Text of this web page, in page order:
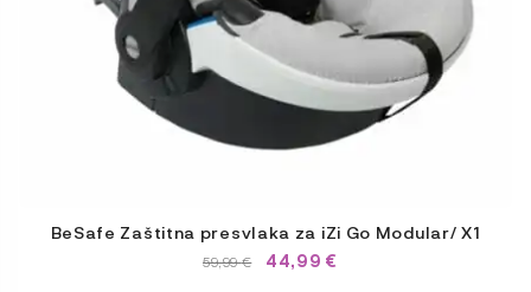
BeSafe Zaštitna presvlaka za iZi Go Modular/ X1
IZVORNA
59,99€TRENUTNA
44,99€